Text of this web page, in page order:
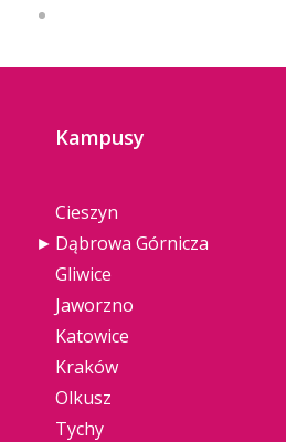
Kampusy
Cieszyn
Dąbrowa Górnicza
Gliwice
Jaworzno
Katowice
Kraków
Olkusz
Tychy